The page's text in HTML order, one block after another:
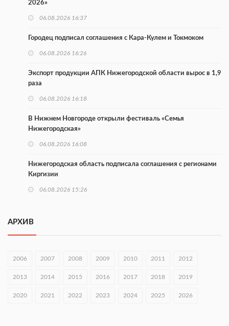
2026»
06.08.2026 16:37
Городец подписал соглашения с Кара-Кулем и Токмоком
06.08.2026 16:26
Экспорт продукции АПК Нижегородской области вырос в 1,9
раза
06.08.2026 16:18
В Нижнем Новгороде открыли фестиваль «Семья
Нижегородская»
06.08.2026 16:08
Нижегородская область подписала соглашения с регионами
Киргизии
06.08.2026 15:26
набережной прошел необычный забег
06.08.2026 15:25
Они закрыли наш гештальт
АРХИВ
2006 2007 2008 2009 2010 2011 2012
2013 2014 2015 2016 2017 2018 2019
2020 2021 2022 2023 2024 2025 2026